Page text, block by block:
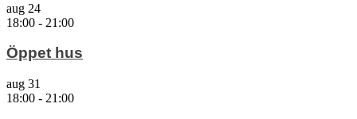
aug 24
18:00 - 21:00
Öppet hus
aug 31
18:00 - 21:00